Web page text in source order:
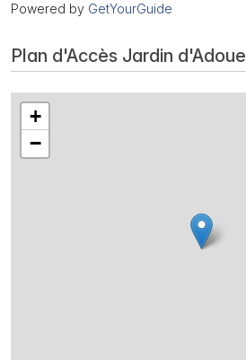
Powered by GetYourGuide
Plan d'Accès Jardin d'Adoue
+
−